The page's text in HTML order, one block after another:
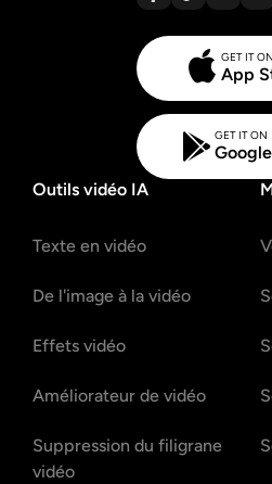
GET IT ON
App
GET IT ON
Outils vidéo IA
Texte en vidéo
De l'image à la vidéo
Effets vidéo
Améliorateur de vidéo
Suppression du filigrane
vidéo